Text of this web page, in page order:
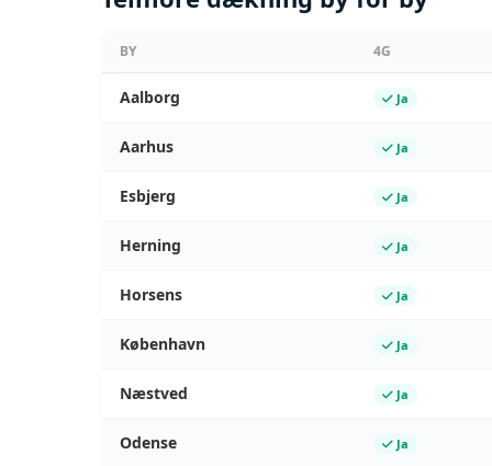
BY 4G
Aalborg Ja
Aarhus Ja
Esbjerg Ja
Herning Ja
Horsens Ja
København Ja
Næstved Ja
Odense Ja